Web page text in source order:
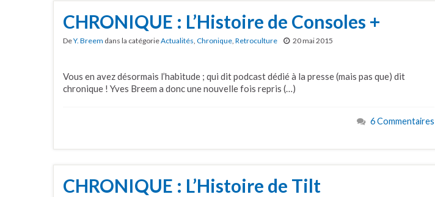
CHRONIQUE : L’Histoire de Consoles +
DeY. Breem dans la catégorieActualités, Chronique, Retroculture 20 mai 2015
Vous en avez désormais l’habitude ; qui dit podcast dédié à la presse (mais pas que) dit
chronique ! Yves Breem a donc une nouvelle fois repris (…)
6 Commentaires
CHRONIQUE : L’Histoire de Tilt